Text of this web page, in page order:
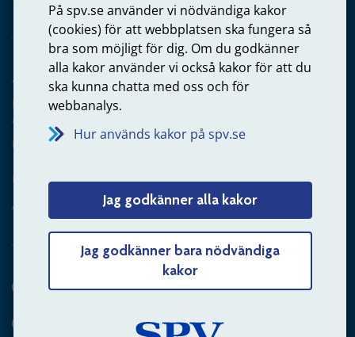
På spv.se använder vi nödvändiga kakor
(cookies) för att webbplatsen ska fungera så
bra som möjligt för dig. Om du godkänner
alla kakor använder vi också kakor för att du
ska kunna chatta med oss och för
webbanalys.
Hur används kakor på spv.se
Jag godkänner alla kakor
Jag godkänner bara nödvändiga
kakor
Arbetsgivare
Frågor om administration av tjänstepension från statlig
anställning
060-18 75 03
Kontakta oss
Arbetsgivare – skicka mejl till oss
Hitta svaret på din fråga
Andra sätt att kontakta oss